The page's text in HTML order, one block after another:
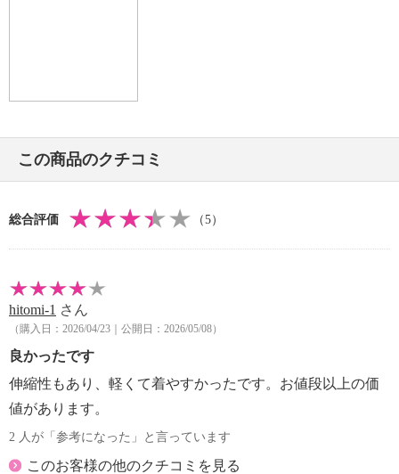
・摩擦による色落ち、色移り注意
・過度な力をかけない
【原産国（地）】
・中国製
この商品のクチコミ
総合評価 （5）
hitomi-1 さん
（購入日：2026/04/23｜公開日：2026/05/08）
良かったです
伸縮性もあり、軽くて着やすかったです。お値段以上の価
値があります。
2 人が「参考になった」と言っています
このお客様の他のクチコミを見る